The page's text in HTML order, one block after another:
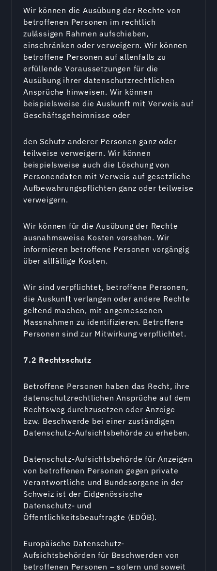
Wir können die Ausübung der Rechte von
betroffenen Personen im rechtlich
zulässigen Rahmen aufschieben,
einschränken oder verweigern. Wir können
betroffene Personen auf allenfalls zu
erfüllende Voraussetzungen für die
Ausübung ihrer datenschutzrechtlichen
Ansprüche hinweisen. Wir können
beispielsweise die Auskunft mit Verweis auf
Geschäftsgeheimnisse oder
den Schutz anderer Personen ganz oder
teilweise verweigern. Wir können
beispielsweise auch die Löschung von
Personendaten mit Verweis auf gesetzliche
Aufbewahrungspflichten ganz oder teilweise
verweigern.
Wir können für die Ausübung der Rechte
ausnahmsweise Kosten vorsehen. Wir
informieren betroffene Personen vorgängig
über allfällige Kosten.
Wir sind verpflichtet, betroffene Personen,
die Auskunft verlangen oder andere Rechte
geltend machen, mit angemessenen
Massnahmen zu identifizieren. Betroffene
Personen sind zur Mitwirkung verpflichtet.
7.2 Rechtsschutz
Betroffene Personen haben das Recht, ihre
datenschutzrechtlichen Ansprüche auf dem
Rechtsweg durchzusetzen oder Anzeige
bzw. Beschwerde bei einer zuständigen
Datenschutz-Aufsichtsbehörde zu erheben.
Datenschutz-Aufsichtsbehörde für Anzeigen
von betroffenen Personen gegen private
Verantwortliche und Bundesorgane in der
Schweiz ist der Eidgenössische
Datenschutz- und
Öffentlichkeitsbeauftragte (EDÖB).
Europäische Datenschutz-
Aufsichtsbehörden für Beschwerden von
betroffenen Personen – sofern und soweit